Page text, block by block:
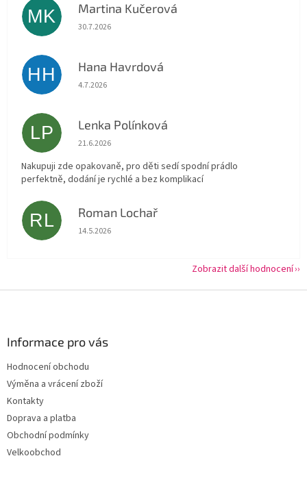
MK Martina Kučerová
Hodnocení obchodu je 5 z 5 hvězdiček.
30.7.2026
HH Hana Havrdová
Hodnocení obchodu je 5 z 5 hvězdiček.
4.7.2026
LP Lenka Polínková
Hodnocení obchodu je 5 z 5 hvězdiček.
21.6.2026
Nakupuji zde opakovaně, pro děti sedí spodní prádlo
perfektně, dodání je rychlé a bez komplikací
RL Roman Lochař
Hodnocení obchodu je 5 z 5 hvězdiček.
14.5.2026
Zobrazit další hodnocení
Informace pro vás
Hodnocení obchodu
Výměna a vrácení zboží
Kontakty
Doprava a platba
Obchodní podmínky
Velkoobchod